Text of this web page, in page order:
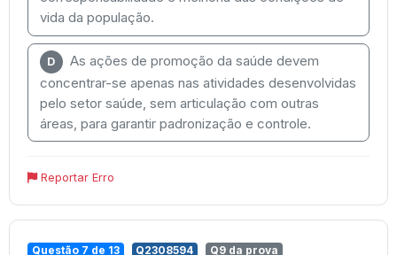
vida da população.
D
As ações de promoção da saúde devem
concentrar-se apenas nas atividades desenvolvidas
pelo setor saúde, sem articulação com outras
áreas, para garantir padronização e controle.
Reportar Erro
Questão 7 de 13 Q2308594 Q9 da prova